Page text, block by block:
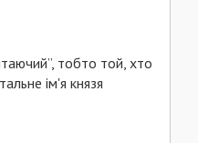
тобто той, хто
ім'я князя